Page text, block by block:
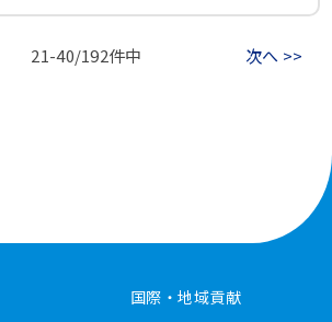
21-40/192件中 次へ >>
国際・地域貢献